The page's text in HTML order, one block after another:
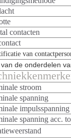
contacten
van
de onderdelen
stroom
spanning
impulsspanning
spanning acc.